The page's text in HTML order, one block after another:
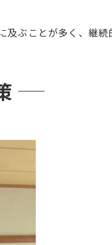
ぶことが多く、継続